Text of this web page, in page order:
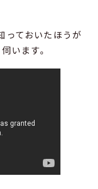
っておいたほうが
います。